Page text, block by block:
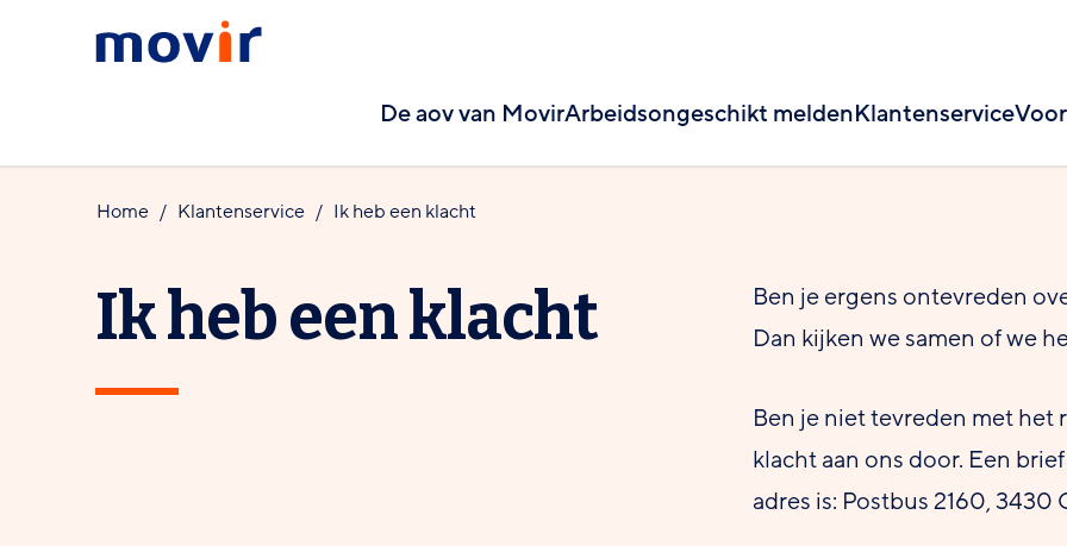
Spring
SpringMovir
naar
de
De aov van MovirArbeidsongeschikt meldenKlantenservice
Home Klantenservice Ik heb een klacht
Ik heb een klacht
Ben je ergens ontevreden
Dan kijken we samen of we
Ben je niet tevreden met het
klacht aan ons door. Een
adres is: Postbus 2160, 3430